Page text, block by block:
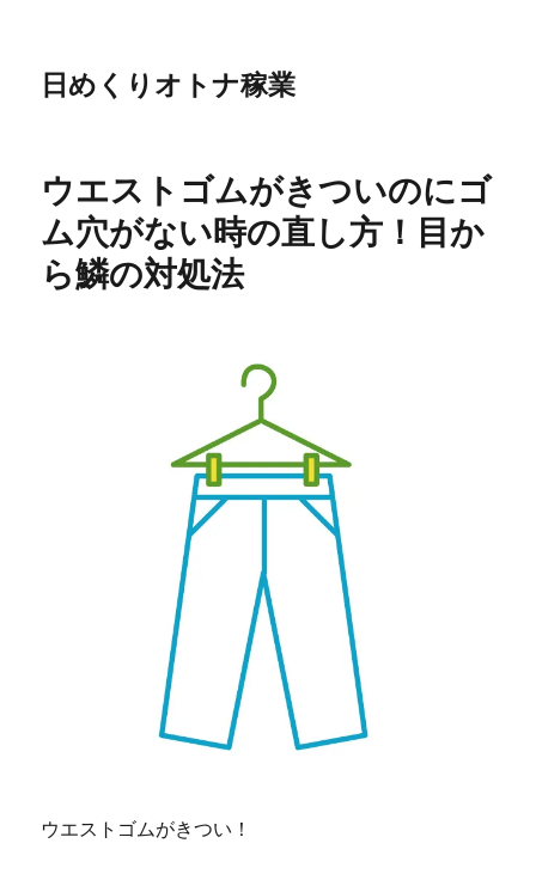
日めくりオトナ稼業
ウエストゴムがきついのにゴ
ム穴がない時の直し方！目か
ら鱗の対処法
ウエストゴムがきつい！